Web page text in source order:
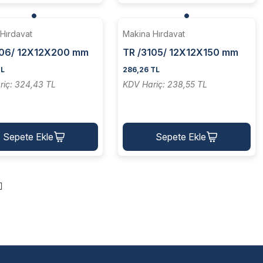
12X12X200 mm
Kalemi - 4 Köşeli
324,43 TL
Sepete Ekle
Makina Hırdavat
TR /3105/ 12X12X150 mm
HSS Torna Kalemi - 4 Köşeli
286,26 TL
KDV Hariç: 238,55 TL
Sepete Ekle